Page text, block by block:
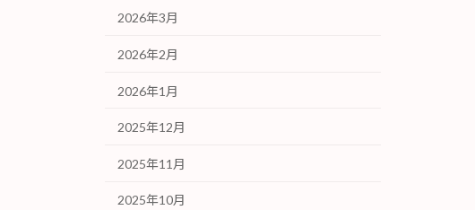
2026年3月
2026年2月
2026年1月
2025年12月
2025年11月
2025年10月